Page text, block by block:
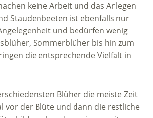
keine Arbeit und das Anlegen
Staudenbeeten ist ebenfalls nur
und bedürfen wenig
Sommerblüher bis hin zum
die entsprechende Vielfalt in
Blüher die meiste Zeit
vor der Blüte und dann die restliche